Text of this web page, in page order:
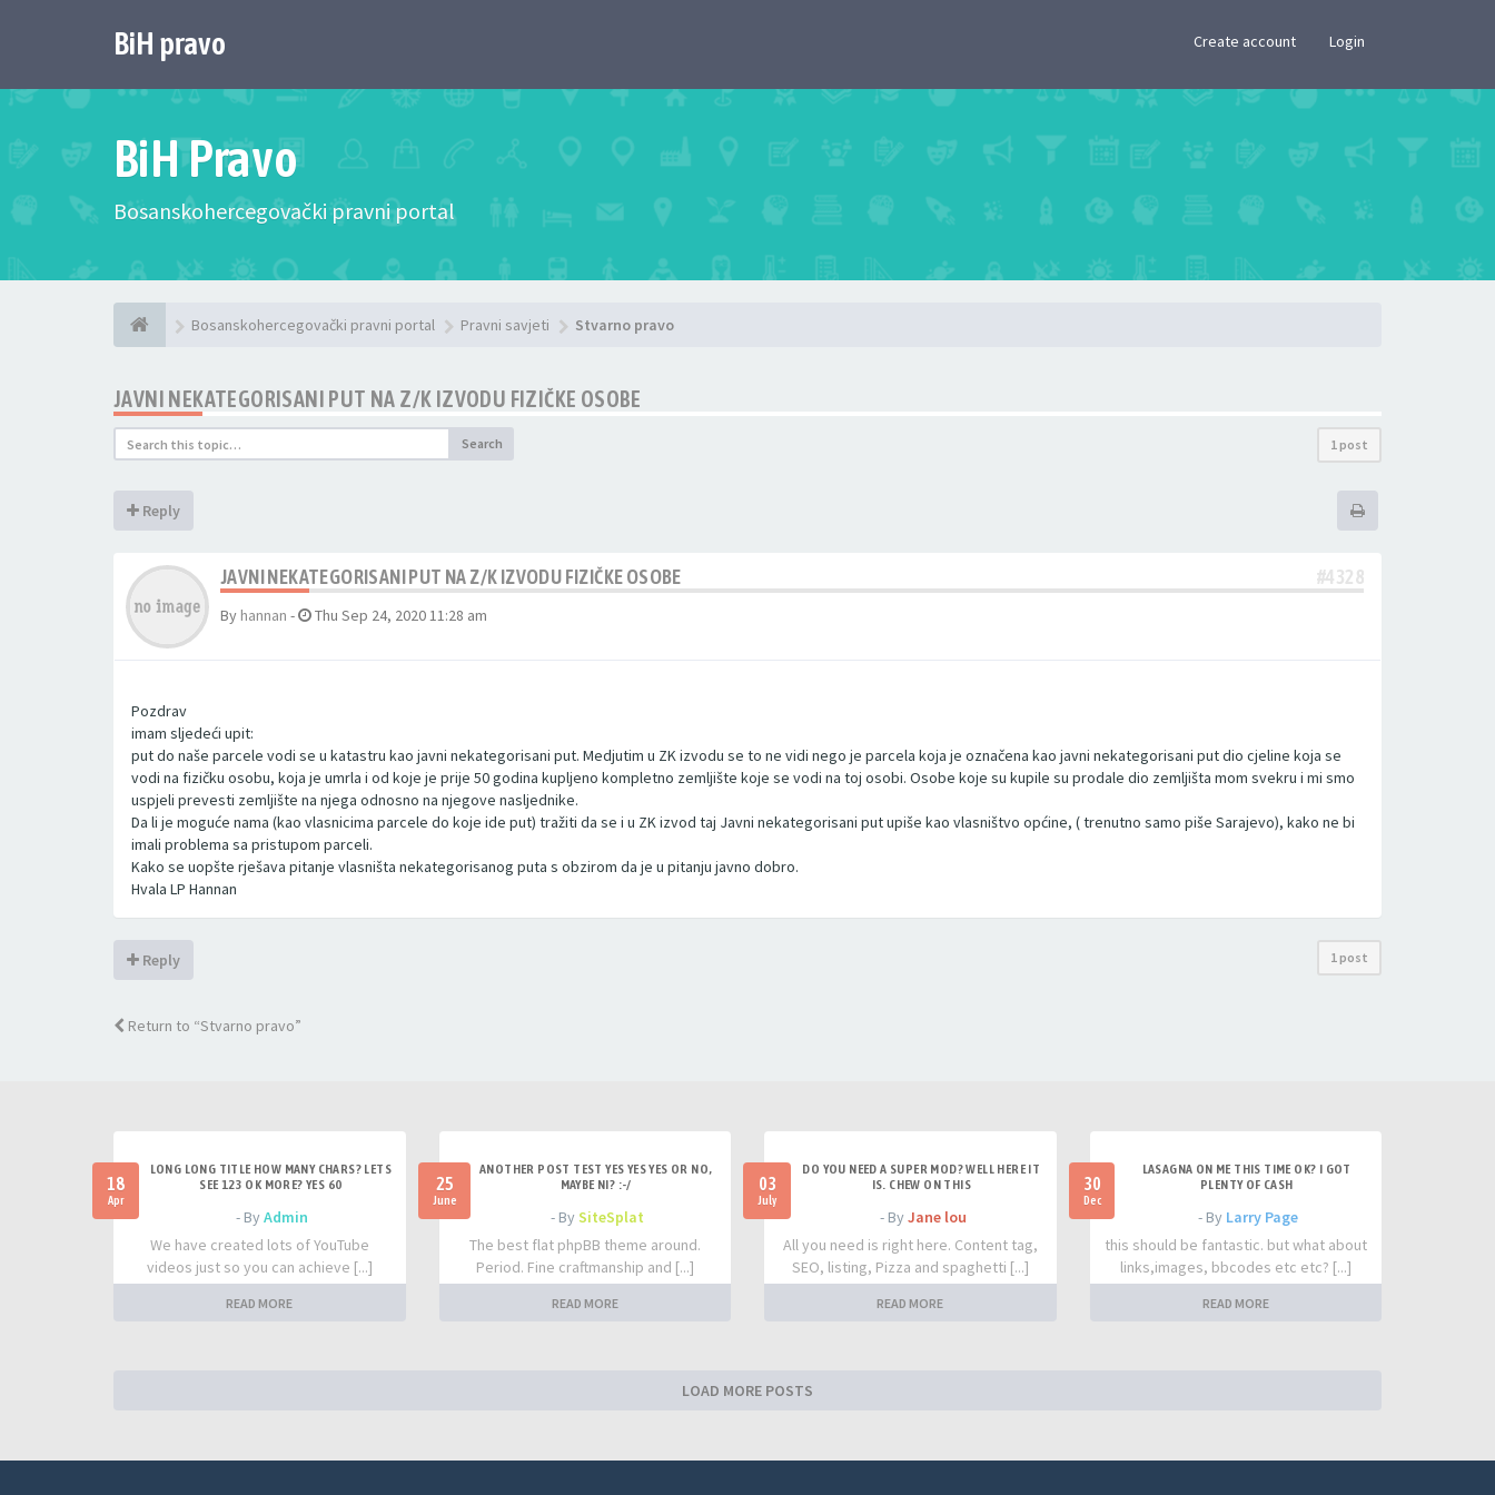
BiH pravo Create account Login
BiH Pravo
Bosanskohercegovački pravni portal
Bosanskohercegovački pravni portal Pravni savjeti Stvarno pravo
JAVNI NEKATEGORISANI PUT NA Z/K IZVODU FIZIČKE OSOBE
Search 1 post
Reply
JAVNI NEKATEGORISANI PUT NA Z/K IZVODU FIZIČKE OSOBE #4328
By hannan - Thu Sep 24, 2020 11:28 am
Pozdrav
imam sljedeći upit:
put do naše parcele vodi se u katastru kao javni nekategorisani put. Medjutim u ZK izvodu se to ne vidi nego je parcela koja je označena kao javni nekategorisani put dio cjeline koja se
vodi na fizičku osobu, koja je umrla i od koje je prije 50 godina kupljeno kompletno zemljište koje se vodi na toj osobi. Osobe koje su kupile su prodale dio zemljišta mom svekru i mi smo
uspjeli prevesti zemljište na njega odnosno na njegove nasljednike.
Da li je moguće nama (kao vlasnicima parcele do koje ide put) tražiti da se i u ZK izvod taj Javni nekategorisani put upiše kao vlasništvo općine, ( trenutno samo piše Sarajevo), kako ne bi
imali problema sa pristupom parceli.
Kako se uopšte rješava pitanje vlasništa nekategorisanog puta s obzirom da je u pitanju javno dobro.
Hvala LP Hannan
Reply 1 post
Return to “Stvarno pravo”
18
Apr
LONG LONG TITLE HOW MANY CHARS? LETS
SEE 123 OK MORE? YES 60
- ByAdmin
We have created lots of YouTube
videos just so you can achieve [...]
READ MORE
25
June
ANOTHER POST TEST YES YES YES OR NO,
MAYBE NI? :-/
- BySiteSplat
The best flat phpBB theme around.
Period. Fine craftmanship and [...]
READ MORE
03
July
DO YOU NEED A SUPER MOD? WELL HERE IT
IS. CHEW ON THIS
- By Jane lou
All you need is right here. Content tag,
SEO, listing, Pizza and spaghetti [...]
READ MORE
30
Dec
LASAGNA ON ME THIS TIME OK? I GOT
PLENTY OF CASH
- By Larry Page
this should be fantastic. but what about
links,images, bbcodes etc etc? [...]
READ MORE
LOAD MORE POSTS